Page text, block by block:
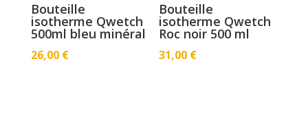
Bouteille
isotherme Qwetch
500ml bleu minéral
26,00 €
Bouteille
isotherme Qwetch
Roc noir 500 ml
31,00 €